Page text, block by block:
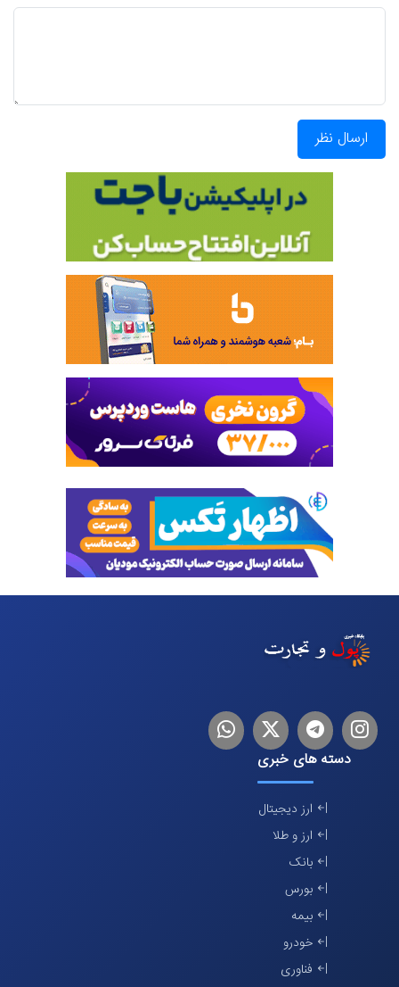
ارسال نظر
اینستاگرام
تلگرام توییترلینکدین
دسته های خبری
ارز دیجیتال
ارز و طلا
بانک
بورس
بیمه
خودرو
فناوری